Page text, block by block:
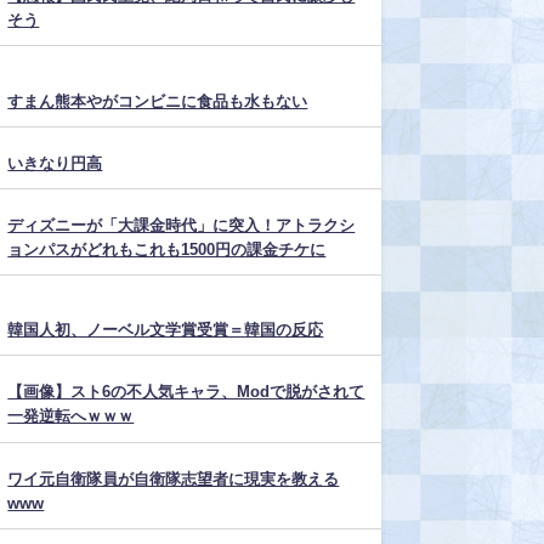
そう
すまん熊本やがコンビニに食品も水もない
いきなり円高
ディズニーが「大課金時代」に突入！アトラクシ
ョンパスがどれもこれも1500円の課金チケに
韓国人初、ノーベル文学賞受賞＝韓国の反応
【画像】スト6の不人気キャラ、Modで脱がされて
一発逆転へｗｗｗ
ワイ元自衛隊員が自衛隊志望者に現実を教える
www